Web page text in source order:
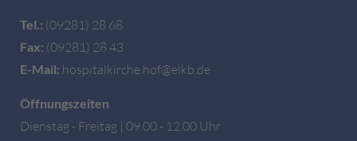
Tel.: (09281) 28 68
Fax: (09281) 28 43
E-Mail: hospitalkirche.hof@elkb.de
Öffnungszeiten
Dienstag - Freitag | 09.00 - 12.00 Uhr